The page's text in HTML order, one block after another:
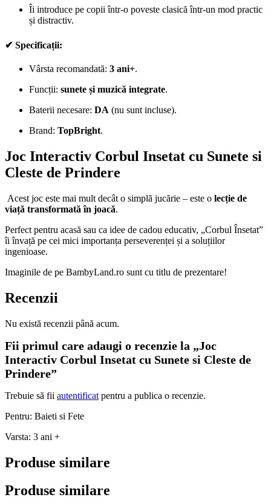
Îi introduce pe copii într-o poveste clasică într-un mod practic
și distractiv.
✔ Specificații:
Vârsta recomandată: 3 ani+.
Funcții: sunete și muzică integrate.
Baterii necesare: DA (nu sunt incluse).
Brand: TopBright.
Joc Interactiv Corbul Insetat cu Sunete si
Cleste de Prindere
Acest joc este mai mult decât o simplă jucărie – este o lecție de
viață transformată în joacă.
Perfect pentru acasă sau ca idee de cadou educativ, „Corbul Însetat”
îi învață pe cei mici importanța perseverenței și a soluțiilor
ingenioase.
Imaginile de pe BambyLand.ro sunt cu titlu de prezentare!
Recenzii
Nu există recenzii până acum.
Fii primul care adaugi o recenzie la „Joc
Interactiv Corbul Insetat cu Sunete si Cleste de
Prindere”
Trebuie să fii autentificat pentru a publica o recenzie.
Pentru: Baieti si Fete
Varsta: 3 ani +
Produse similare
Produse similare